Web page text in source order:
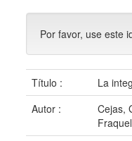
Por favor, use este
Título :
La
Autor :
Cejas,